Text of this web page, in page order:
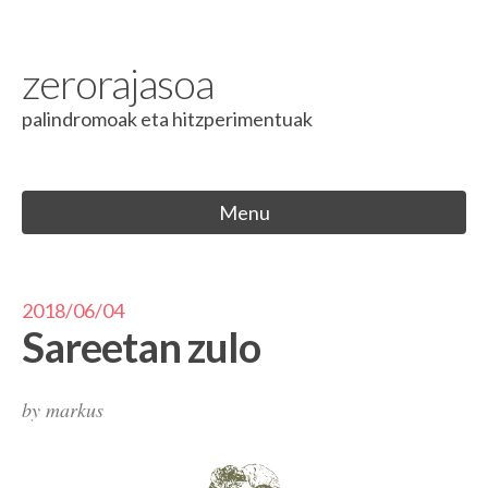
zerorajasoa
palindromoak eta hitzperimentuak
Menu
2018/06/04
Sareetan zulo
by markus